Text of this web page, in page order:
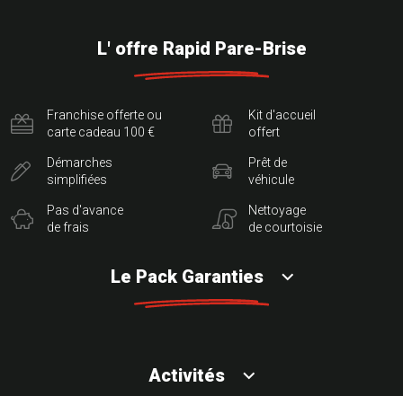
L' offre Rapid Pare-Brise
Franchise offerte ou
carte cadeau 100 €
Démarches
simplifiées
Pas d'avance
de frais
Kit d'accueil
offert
Prêt de
véhicule
Nettoyage
de courtoisie
Le Pack Garanties
Activités